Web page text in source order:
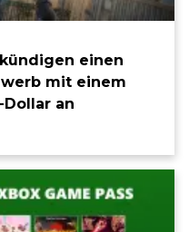
einen
mit einem
Dollar an